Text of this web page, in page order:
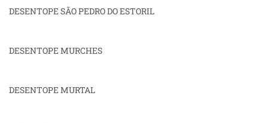
DESENTOPE SÃO PEDRO DO ESTORIL
DESENTOPE MURCHES
DESENTOPE MURTAL